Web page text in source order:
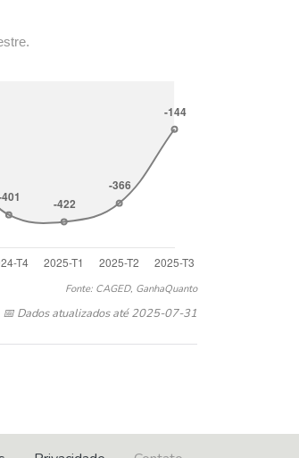
Fonte: CAGED, GanhaQuanto
📅 Dados atualizados até 2025-07-31